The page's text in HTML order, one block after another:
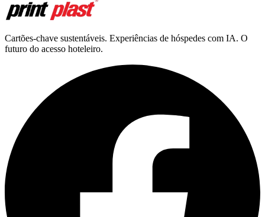
Cartões-chave sustentáveis. Experiências de hóspedes com IA. O
futuro do acesso hoteleiro.